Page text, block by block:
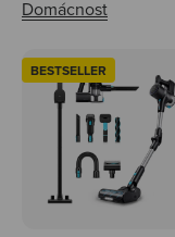
BESTSELLER